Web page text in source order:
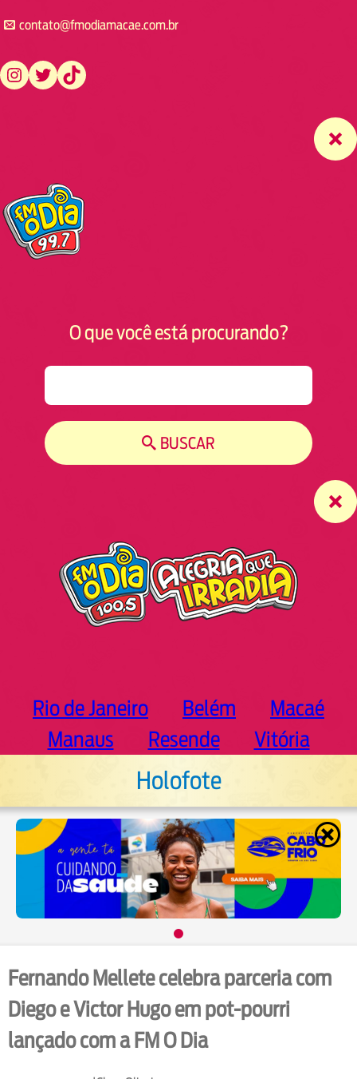
contato@fmodiamacae.com.br
https://www.instagram.com/fmodia.macae/ https://twitter.com/fmodia.macae/ https://www.tiktok.com/@fmodia.macae
O que você está procurando?
BUSCAR
Rio de Janeiro Belém
Macaé
Manaus
Resende Vitória
Holofote
Fernando Mellete celebra parceria com
Diego e Victor Hugo em pot-pourri
lançado com a FM O Dia